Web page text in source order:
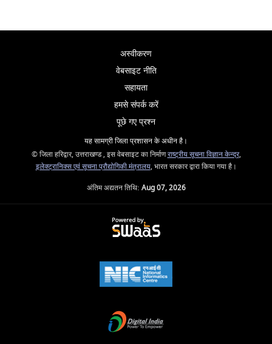
अस्वीकरण
वेबसाइट नीति
सहायता
हमसे संपर्क करें
पूछे गए प्रश्न
यह सामग्री जिला प्रशासन के अधीन है।
© जिला हरिद्वार, उत्तराखण्ड , इस वेबसाइट का निर्माणराष्ट्रीय सूचना विज्ञान केन्द्र,
इलेक्ट्रानिक्स एवं सूचना प्रौद्योगिकी मंत्रालय, भारत सरकार द्वारा किया गया है।
अंतिम अद्यतन तिथि: Aug 07, 2026